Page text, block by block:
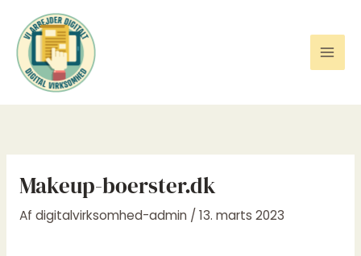
indholdet
Makeup-boerster.dk
Af digitalvirksomhed-admin / 13. marts 2023